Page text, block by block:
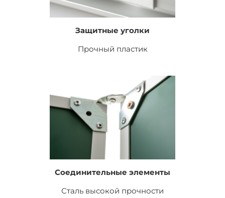
Защитные уголки
Прочный пластик
Соединительные элементы
Сталь высокой прочности